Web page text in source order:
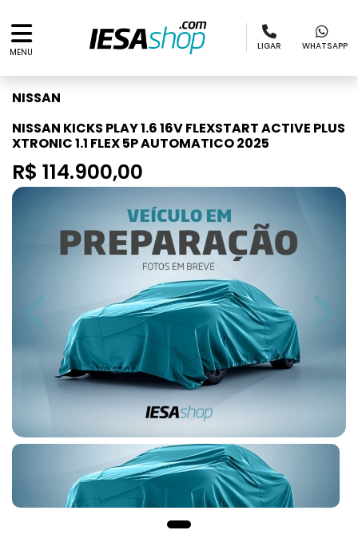
MENU
LIGAR WHATSAPP
NISSAN
NISSAN KICKS PLAY 1.6 16V FLEXSTART ACTIVE PLUS
XTRONIC 1.1 FLEX 5P AUTOMATICO 2025
R$ 114.900,00
Previous